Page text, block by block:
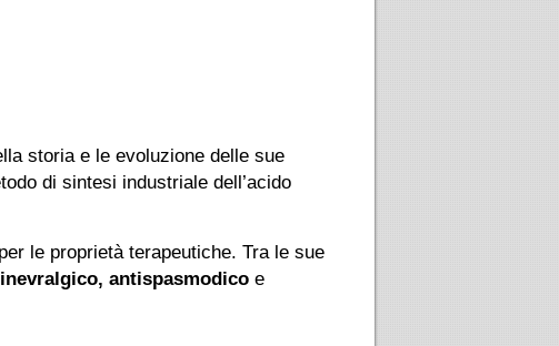
storia e le evoluzione delle sue
di sintesi industriale dell’acido
le proprietà terapeutiche. Tra le sue
antispasmodico e